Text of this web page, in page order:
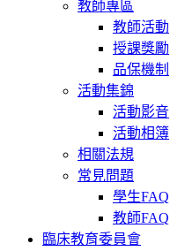
教師專區
教師活動
授課獎勵
品保機制
活動集錦
活動影音
活動相簿
相關法規
常見問題
學生FAQ
教師FAQ
臨床教育委員會